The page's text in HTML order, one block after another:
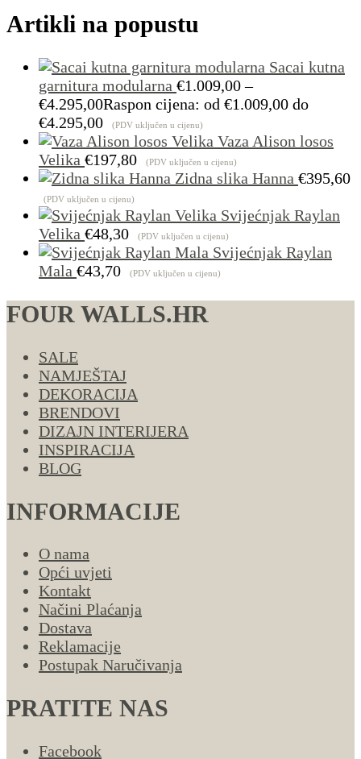
Artikli na popustu
Sacai kutna
garnitura modularna €1.009,00 –
€4.295,00Raspon cijena: od €1.009,00 do
€4.295,00
(PDV uključen u cijenu)
Vaza Alison losos
Velika €197,80 (PDV uključen u cijenu)
Zidna slika Hanna €395,60
(PDV uključen u cijenu)
Svijećnjak Raylan
Velika €48,30 (PDV uključen u cijenu)
Svijećnjak Raylan
Mala €43,70 (PDV uključen u cijenu)
FOUR WALLS.HR
SALE
NAMJEŠTAJ
DEKORACIJA
BRENDOVI
DIZAJN INTERIJERA
INSPIRACIJA
BLOG
INFORMACIJE
O nama
Opći uvjeti
Kontakt
Načini Plaćanja
Dostava
Reklamacije
Postupak Naručivanja
PRATITE NAS
Facebook